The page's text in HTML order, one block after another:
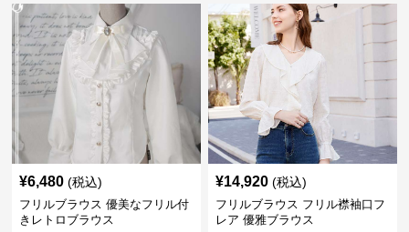
¥6,480 (税込)
フリルブラウス 優美なフリル付
きレトロブラウス
¥14,920 (税込)
フリルブラウス フリル襟袖口フ
レア 優雅ブラウス